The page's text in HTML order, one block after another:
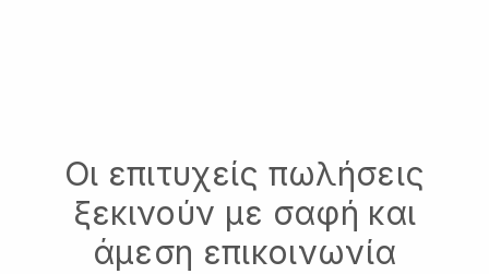
Οι επιτυχείς πωλήσεις
ξεκινούν με σαφή και
άμεση επικοινωνία